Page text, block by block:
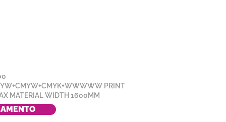
PRINT
MATERIAL WIDTH 1600MM